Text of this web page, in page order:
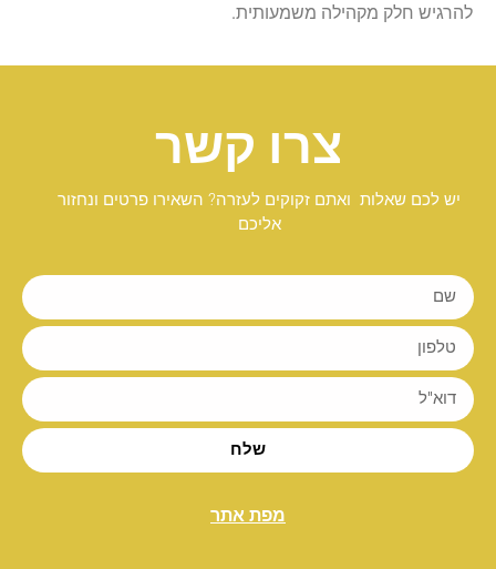
להרגיש חלק מקהילה משמעותית.
צרו קשר
יש לכם שאלות ואתם זקוקים לעזרה? השאירו פרטים ונחזור
אליכם
שלח
מפת אתר